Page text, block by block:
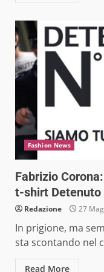
Fashion News
Fabrizio
t-shirt Detenuto
Redazione 27
In prigione, ma
sta scontando nel
Read More